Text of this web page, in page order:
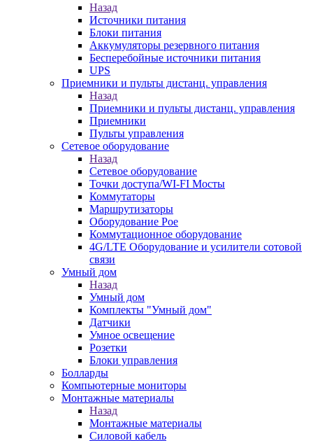
Назад
Источники питания
Блоки питания
Аккумуляторы резервного питания
Бесперебойные источники питания
UPS
Приемники и пульты дистанц. управления
Назад
Приемники и пульты дистанц. управления
Приемники
Пульты управления
Сетевое оборудование
Назад
Сетевое оборудование
Точки доступа/WI-FI Мосты
Коммутаторы
Маршрутизаторы
Оборудование Poe
Коммутационное оборудование
4G/LTE Оборудование и усилители сотовой
связи
Умный дом
Назад
Умный дом
Комплекты "Умный дом"
Датчики
Умное освещение
Розетки
Блоки управления
Болларды
Компьютерные мониторы
Монтажные материалы
Назад
Монтажные материалы
Силовой кабель